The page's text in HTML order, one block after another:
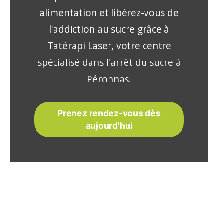
alimentation et libérez-vous de
l'addiction au sucre grâce à
Tatérapi Laser, votre centre
spécialisé dans l'arrêt du sucre à
Péronnas.
Prenez rendez-vous dès
aujourd'hui